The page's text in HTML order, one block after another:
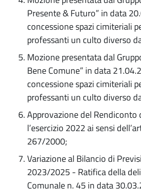
Presente & Futuro” in data
concessione spazi cimiteriali
professanti un culto diverso
Mozione presentata dal
Bene Comune” in data
concessione spazi cimiteriali
professanti un culto diverso
Approvazione del Rendiconto
l’esercizio 2022 ai sensi
267/2000;
Variazione al Bilancio di
2023/2025 - Ratifica della
Comunale n. 45 in data